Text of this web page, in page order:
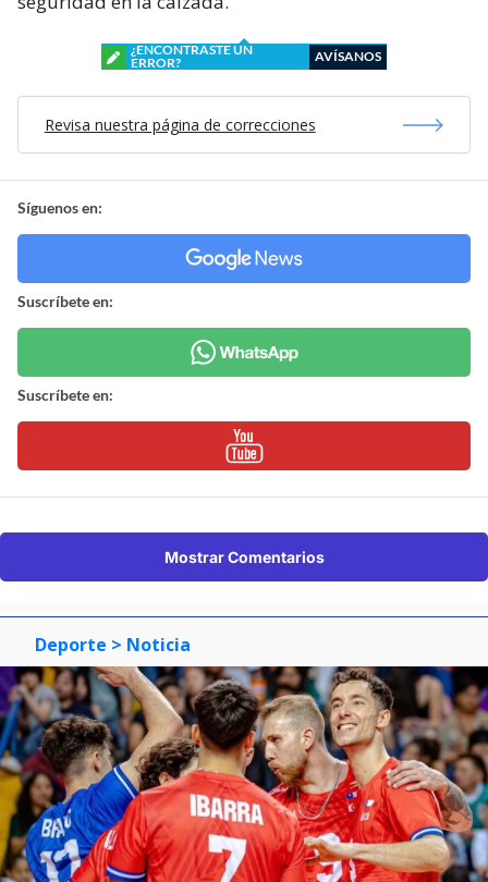
¿ENCONTRASTE UN
ERROR?
AVÍSANOS
Revisa nuestra página de correcciones
Síguenos en:
Suscríbete en:
Suscríbete en:
Mostrar Comentarios
Deporte > Noticia